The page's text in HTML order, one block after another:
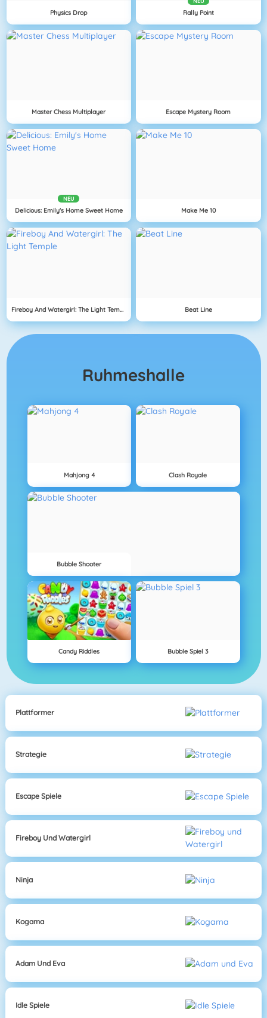
Physics Drop Rally Point
Master Chess Multiplayer Escape Mystery Room
NEU
Delicious: Emily's Home Sweet Home Make Me 10
Fireboy And Watergirl: The Light Temple Beat Line
Ruhmeshalle
Mahjong 4 Clash Royale
Bubble Shooter
Candy Riddles Bubble Spiel 3
Plattformer
Strategie
Escape Spiele
Fireboy Und Watergirl
Ninja
Kogama
Adam Und Eva
Idle Spiele